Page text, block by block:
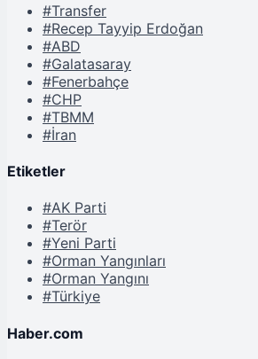
#Transfer
#Recep Tayyip Erdoğan
#ABD
#Galatasaray
#Fenerbahçe
#CHP
#TBMM
#İran
Etiketler
#AK Parti
#Terör
#Yeni Parti
#Orman Yangınları
#Orman Yangını
#Türkiye
Haber.com